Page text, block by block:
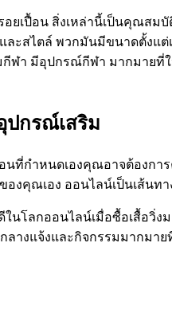
ยเปื้อน สิ่งเหล่านี้เป็นคุณส
ะสไตล์ พวกมันมีขนาดตั้งแ
ฬา มีอุปกรณ์กีฬา มากมาย
ปกรณ์เสริม
ที่กำหนดเองคุณอาจต้อง
คุณเอง ออนไลน์เป็นเส้นท
นโลกออนไลน์เมื่อซื้อเสื้อวิ่ง
างแจ้งและกิจกรรมมากมา